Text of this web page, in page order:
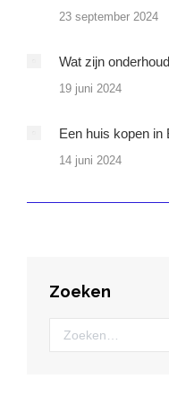
23 september 2024
Wat zijn
19 juni 2024
Een huis kopen in
14 juni 2024
Zoeken
Zoeken: